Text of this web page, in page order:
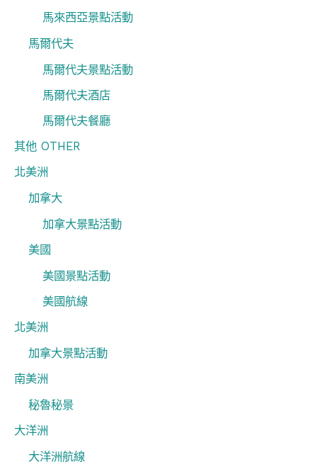
馬來西亞景點活動
馬爾代夫
馬爾代夫景點活動
馬爾代夫酒店
馬爾代夫餐廳
其他 OTHER
北美洲
加拿大
加拿大景點活動
美國
美國景點活動
美國航線
北美洲
加拿大景點活動
南美洲
秘魯秘景
大洋洲
大洋洲航線